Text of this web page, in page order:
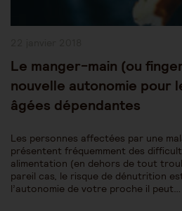
Le manger-main (ou
nouvelle autonomie pour
âgées dépendantes
Les personnes affectées par une
présentent fréquemment des
alimentation (en dehors de tout
pareil cas, le risque de dénutrition
l’autonomie de votre proche il peut…